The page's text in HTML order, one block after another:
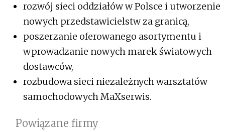
rozwój sieci oddziałów w Polsce i utworzenie
nowych przedstawicielstw za granicą,
poszerzanie oferowanego asortymentu i
wprowadzanie nowych marek światowych
dostawców,
rozbudowa sieci niezależnych warsztatów
samochodowych MaXserwis.
Powiązane firmy